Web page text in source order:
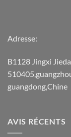
Adresse:
B1128 Jingxi
guangdong,Chine
AVIS RÉCENTS